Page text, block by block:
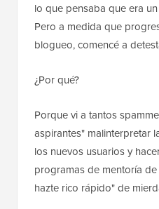
lo que pensaba que era
Pero a medida que
blogueo, comencé a
¿Por qué?
Porque vi a tantos
aspirantes" malinterpretar
los nuevos usuarios y
programas de mentoría
hazte rico rápido" de